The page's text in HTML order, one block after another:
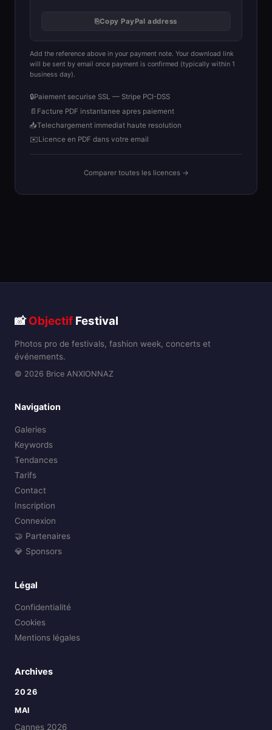
⎘Copy PayPal address
Add the reference above in your payment note. Your download link
will be sent by email once payment is confirmed (typically within 1
business day).
🔒Paiement securise SSL — Stripe PCI-DSS
📄 Facture PDF instantanee apres paiement
📥Telechargement immediat haute resolution
✉️Licence en PDF dans votre email
Comparer toutes les licences →
📸Objectif Festival
Photos pro de festivals, fashion week, concerts et
événements.
© 2026 Brice ANXIONNAZ
Navigation
Galeries
Keywords
Tendances
Tarifs
Contact
Inscription
Connexion
🤝 Partenaires
💎 Sponsors
Légal
Confidentialité
Cookies
Mentions légales
Archives
2026
MAI
Cannes 2026